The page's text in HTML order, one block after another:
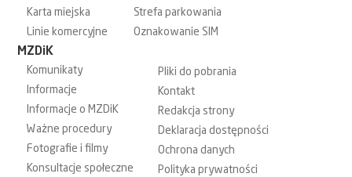
Karta miejska
Linie komercyjne
Strefa parkowania
Oznakowanie SIM
MZDiK
Komunikaty
Informacje
Informacje o MZDiK
Ważne procedury
Fotografie i filmy
Konsultacje społeczne
Pliki do pobrania
Kontakt
Redakcja strony
Deklaracja dostępności
Ochrona danych
Polityka prywatności